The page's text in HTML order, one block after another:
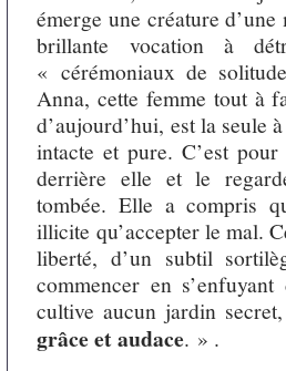
émerge une créature
brillante vocation à
« cérémoniaux de
Anna, cette femme tout à
d’aujourd’hui, est la seule
intacte et pure. C’est
derrière elle et le
tombée. Elle a compris
illicite qu’accepter le mal.
liberté, d’un subtil
commencer en
cultive aucun jardin
grâce et audace. » .